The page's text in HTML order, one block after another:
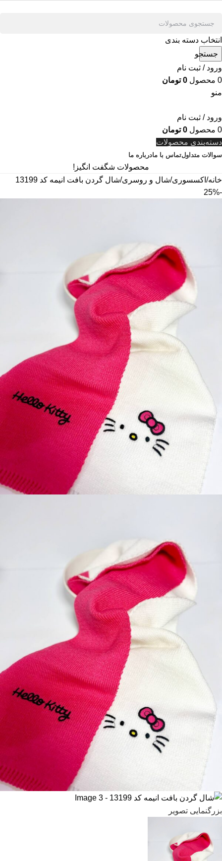
انتخاب دسته بندی
جستجو
ورود / ثبت نام
0 محصول 0 تومان
منو
ورود / ثبت نام
0 محصول 0 تومان
دسته‌بندی محصولات
سوالات متداولتماس با مادرباره ما
محصولات شگفت انگیز!
خانه اکسسوری شال و روسری شال گردن بافت انیمه کد 13199
-25%
بزرگنمایی تصویر